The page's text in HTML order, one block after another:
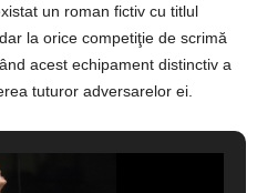
un roman fictiv cu titlul
la orice competiţie de scrimă
acest echipament distinctiv a
tuturor adversarelor ei.